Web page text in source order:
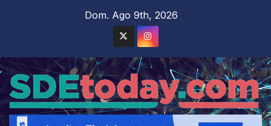
Dom. Ago 9th, 2026